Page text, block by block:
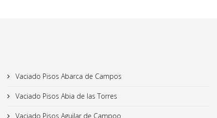
Vaciado Pisos Abarca de Campos
Vaciado Pisos Abia de las Torres
Vaciado Pisos Aguilar de Campoo